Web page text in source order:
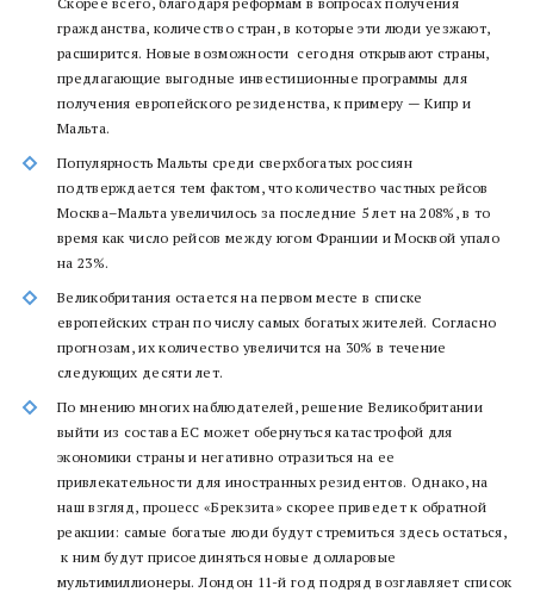
гражданства, количество стран, в которые эти люди уезжают,
расширится. Новые возможности сегодня открывают страны,
предлагающие выгодные инвестиционные программы для
получения европейского резиденства, к примеру — Кипр и
Мальта.
Популярность Мальты среди сверхбогатых россиян
подтверждается тем фактом, что количество частных рейсов
Москва–Мальта увеличилось за последние 5 лет на 208%, в то
время как число рейсов между югом Франции и Москвой упало
на 23%.
Великобритания остается на первом месте в списке
европейских стран по числу самых богатых жителей. Согласно
прогнозам, их количество увеличится на 30% в течение
следующих десяти лет.
По мнению многих наблюдателей, решение Великобритании
выйти из состава ЕС может обернуться катастрофой для
экономики страны и негативно отразиться на ее
привлекательности для иностранных резидентов. Однако, на
наш взгляд, процесс «Брекзита» скорее приведет к обратной
реакции: самые богатые люди будут стремиться здесь остаться,
к ним будут присоединяться новые долларовые
мультимиллионеры. Лондон 11-й год подряд возглавляет список